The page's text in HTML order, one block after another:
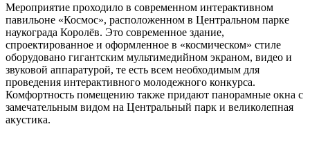
Мероприятие проходило в современном интерактивном
павильоне «Космос», расположенном в Центральном парке
наукограда Королёв. Это современное здание,
спроектированное и оформленное в «космическом» стиле
оборудовано гигантским мультимедийном экраном, видео и
звуковой аппаратурой, те есть всем необходимым для
проведения интерактивного молодежного конкурса.
Комфортность помещению также придают панорамные окна с
замечательным видом на Центральный парк и великолепная
акустика.